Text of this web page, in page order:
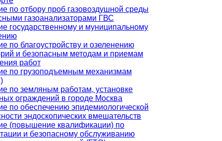
по отбору проб газовоздушной среды
газоанализаторами ГВС
государственному и муниципальному
по благоустройству и озеленению
и безопасным методам и приемам
работ
по грузоподъемным механизмам
по земляным работам, установке
ограждений в городе Москва
по обеспечению эпидемиологической
эндоскопических вмешательств
(повышение квалификации) по
и безопасному обслуживанию